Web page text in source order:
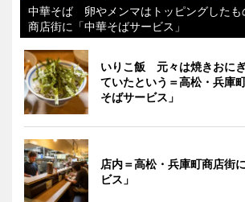
中華そば 卵やメンマはトッピングしたも
商店街に「中華そばサービス」
いりこ飯 元々は焼きおに
ていたという＝高松・兵庫
そばサービス」
店内＝高松・兵庫町商店街
ビス」